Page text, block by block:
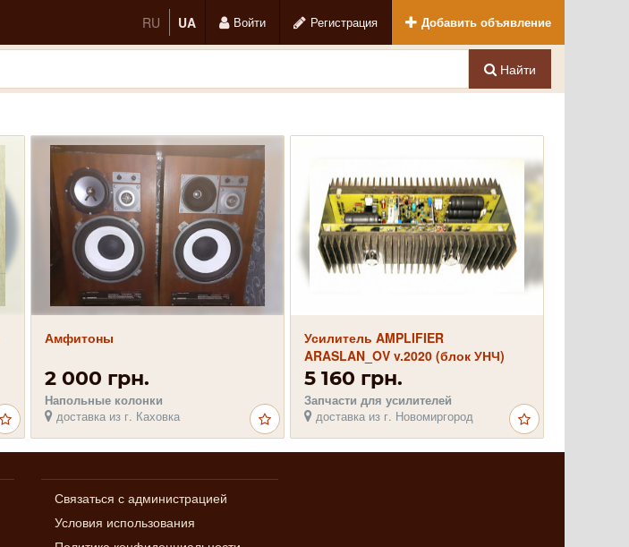
RU UA Войти Регистрация Добавить объявление
Найти
Амфитоны
2 000 грн.
Напольные колонки
доставка из г. Каховка
Усилитель AMPLIFIER
ARASLAN_OV v.2020 (блок УНЧ)
2х100 Вт
5 160 грн.
Запчасти для усилителей
доставка из г. Новомиргород
Связаться с администрацией
Условия использования